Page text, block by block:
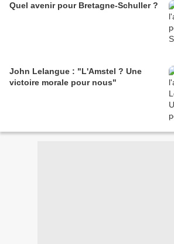
Quel avenir pour Bretagne-Schuller ?
John Lelangue : "L'Amstel ? Une
victoire morale pour nous"